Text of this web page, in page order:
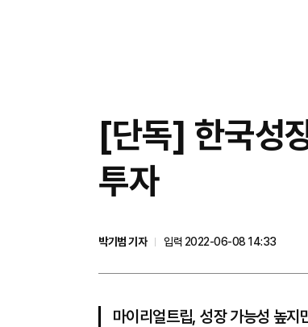
[단독] 한국성
투자
박기범 기자
입력 2022-06-08 14:33
마이리얼트립, 성장 가능성 높지